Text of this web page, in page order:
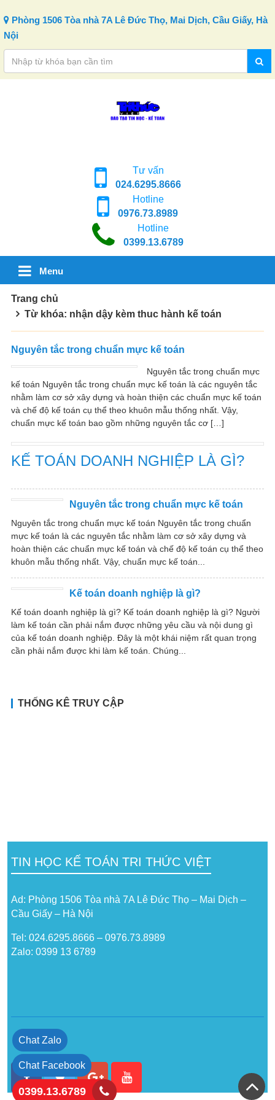
Phòng 1506 Tòa nhà 7A Lê Đức Thọ, Mai Dịch, Cầu Giấy, Hà
Nội
Tư vấn
024.6295.8666
Hotline
0976.73.8989
Hotline
0399.13.6789
Menu
Trang chủ
Từ khóa: nhận dậy kèm thuc hành kế toán
Nguyên tắc trong chuẩn mực kế toán
Nguyên tắc trong chuẩn mực
kế toán Nguyên tắc trong chuẩn mực kế toán là các nguyên tắc
nhằm làm cơ sở xây dựng và hoàn thiện các chuẩn mực kế toán
và chế độ kế toán cụ thể theo khuôn mẫu thống nhất. Vậy,
chuẩn mực kế toán bao gồm những nguyên tắc cơ […]
KẾ TOÁN DOANH NGHIỆP LÀ GÌ?
Nguyên tắc trong chuẩn mực kế toán
Nguyên tắc trong chuẩn mực kế toán Nguyên tắc trong chuẩn
mực kế toán là các nguyên tắc nhằm làm cơ sở xây dựng và
hoàn thiện các chuẩn mực kế toán và chế độ kế toán cụ thể theo
khuôn mẫu thống nhất. Vậy, chuẩn mực kế toán...
Kế toán doanh nghiệp là gì?
Kế toán doanh nghiệp là gì? Kế toán doanh nghiệp là gì? Người
làm kế toán cần phải nắm được những yêu cầu và nội dung gì
của kế toán doanh nghiệp. Đây là một khái niệm rất quan trọng
cần phải nắm được khi làm kế toán. Chúng...
THỐNG KÊ TRUY CẬP
TIN HỌC KẾ TOÁN TRI THỨC VIỆT
Ad: Phòng 1506 Tòa nhà 7A Lê Đức Thọ – Mai Dịch –
Cầu Giấy – Hà Nội
Tel: 024.6295.8666 – 0976.73.8989
Zalo: 0399 13 6789
Chat Zalo
Chat Facebook
0399.13.6789